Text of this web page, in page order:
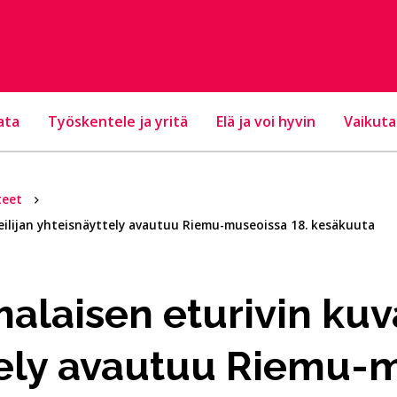
Työskentele ja yritä Elä ja voi hyvin
yhteisnäyttely avautuu Riemu-museoissa 18. kesäkuuta
eturivin
avautuu Riemu-